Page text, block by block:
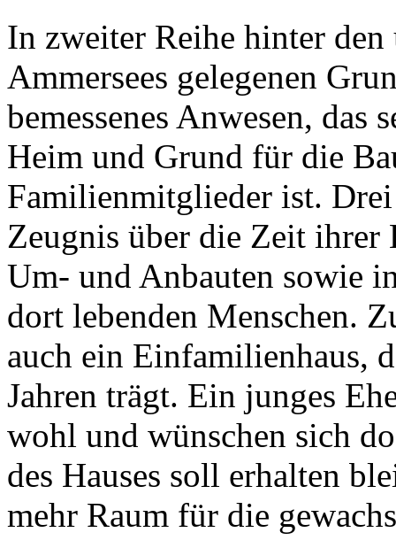
In zweiter Reihe hinter den
Ammersees gelegenen
bemessenes Anwesen, das
Heim und Grund für die
Familienmitglieder ist. Drei
Zeugnis über die Zeit ihrer
Um- und Anbauten sowie
dort lebenden Menschen.
auch ein Einfamilienhaus,
Jahren trägt. Ein junges
wohl und wünschen sich
des Hauses soll erhalten
mehr Raum für die